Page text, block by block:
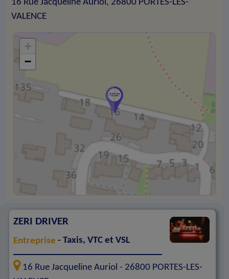
16 Rue Jacqueline Auriol, 26800 PORTES-LES-
VALENCE
+
−
ZERI DRIVER
Entreprise - Taxis, VTC et VSL
16 Rue Jacqueline Auriol - 26800 PORTES-LES-